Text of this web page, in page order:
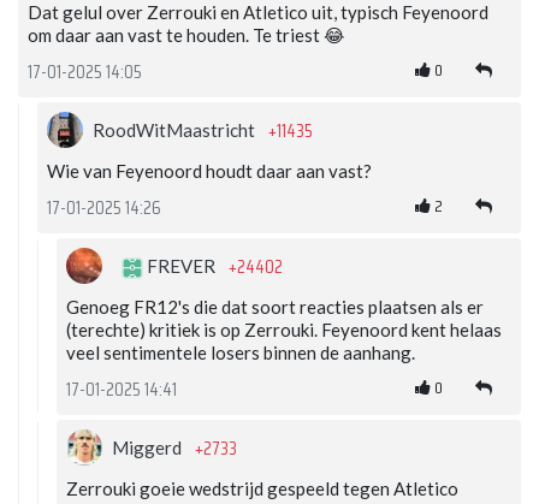
Dat gelul over Zerrouki en Atletico uit, typisch Feyenoord
om daar aan vast te houden. Te triest 😂
17-01-2025 14:05 0
RoodWitMaastricht +11435
Wie van Feyenoord houdt daar aan vast?
17-01-2025 14:26 2
FREVER +24402
Genoeg FR12's die dat soort reacties plaatsen als er
(terechte) kritiek is op Zerrouki. Feyenoord kent helaas
veel sentimentele losers binnen de aanhang.
17-01-2025 14:41 0
Miggerd +2733
Zerrouki goeie wedstrijd gespeeld tegen Atletico